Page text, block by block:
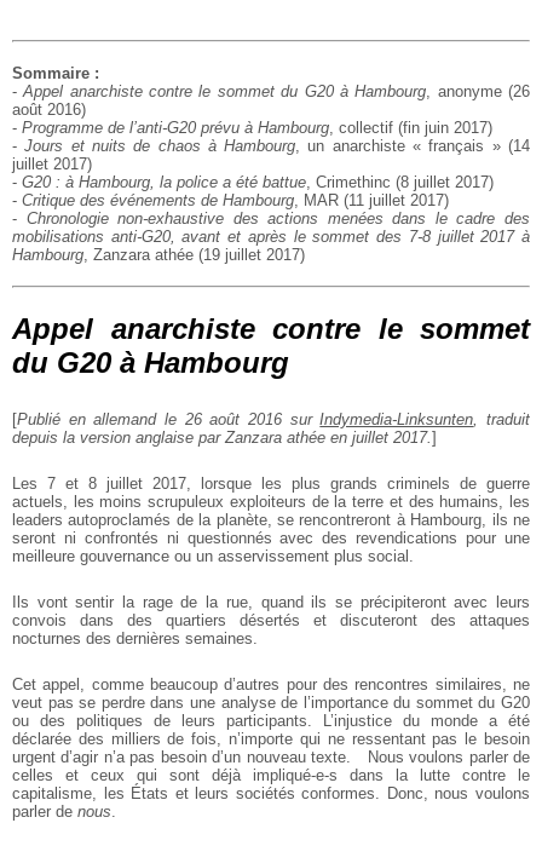
Sommaire :
-Appel anarchiste contre le sommet du G20 à Hambourg, anonyme (26
août 2016)
- Programme de l’anti-G20 prévu à Hambourg, collectif (fin juin 2017)
-Jours et nuits de chaos à Hambourg, un anarchiste « français » (14
juillet 2017)
- G20 : à Hambourg, la police a été battue, Crimethinc (8 juillet 2017)
- Critique des événements de Hambourg, MAR (11 juillet 2017)
- Chronologie non-exhaustive des actions menées dans le cadre des
mobilisations anti-G20, avant et après le sommet des 7-8 juillet 2017 à
Hambourg, Zanzara athée (19 juillet 2017)
Appel anarchiste contre le sommet
du G20 à Hambourg
[Publié en allemand le 26 août 2016 surIndymedia-Linksunten , traduit
depuis la version anglaise par Zanzara athée en juillet 2017. ]
Les 7 et 8 juillet 2017, lorsque les plus grands criminels de guerre
actuels, les moins scrupuleux exploiteurs de la terre et des humains, les
leaders autoproclamés de la planète, se rencontreront à Hambourg, ils ne
seront ni confrontés ni questionnés avec des revendications pour une
meilleure gouvernance ou un asservissement plus social.
Ils vont sentir la rage de la rue, quand ils se précipiteront avec leurs
convois dans des quartiers désertés et discuteront des attaques
nocturnes des dernières semaines.
Cet appel, comme beaucoup d’autres pour des rencontres similaires, ne
veut pas se perdre dans une analyse de l’importance du sommet du G20
ou des politiques de leurs participants. L’injustice du monde a été
déclarée des milliers de fois, n’importe qui ne ressentant pas le besoin
urgent d’agir n’a pas besoin d’un nouveau texte.
Nous voulons parler de
celles et ceux qui sont déjà impliqué-e-s dans la lutte contre le
capitalisme, les États et leurs sociétés conformes. Donc, nous voulons
parler de nous